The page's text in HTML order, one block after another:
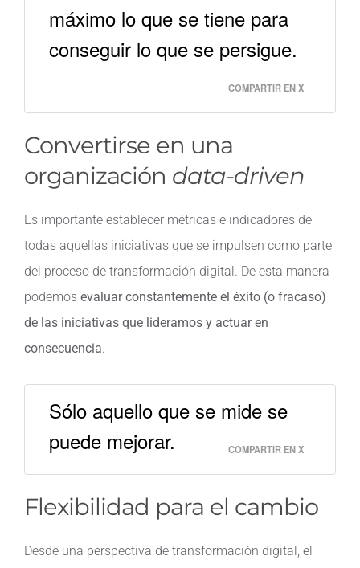
máximo lo que se tiene para
conseguir lo que se persigue.
COMPARTIR EN X
Convertirse en una
organización data-driven
Es importante establecer métricas e indicadores de
todas aquellas iniciativas que se impulsen como parte
del proceso de transformación digital. De esta manera
podemos evaluar constantemente el éxito (o fracaso)
de las iniciativas que lideramos y actuar en
consecuencia.
Sólo aquello que se mide se
puede mejorar.
COMPARTIR EN X
Flexibilidad para el cambio
Desde una perspectiva de transformación digital, el